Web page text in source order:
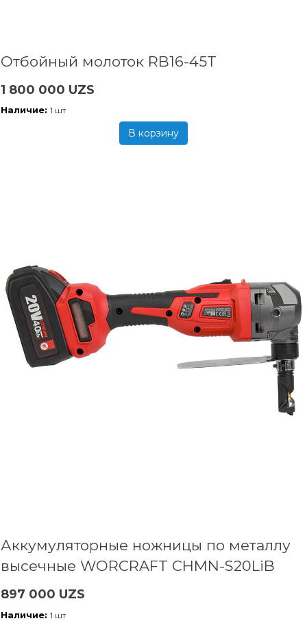
Отбойный молоток RB16-45T
1 800 000 UZS
Наличие: 1 шт
В корзину
Аккумуляторные ножницы по металлу
высечные WORCRAFT CHMN-S20LiB
897 000 UZS
Наличие: 1 шт